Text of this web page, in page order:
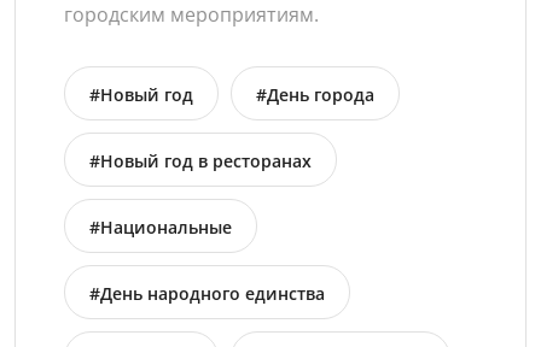
городским мероприятиям.
#Новый год #День города
#Новый год в ресторанах
#Национальные
#День народного единства